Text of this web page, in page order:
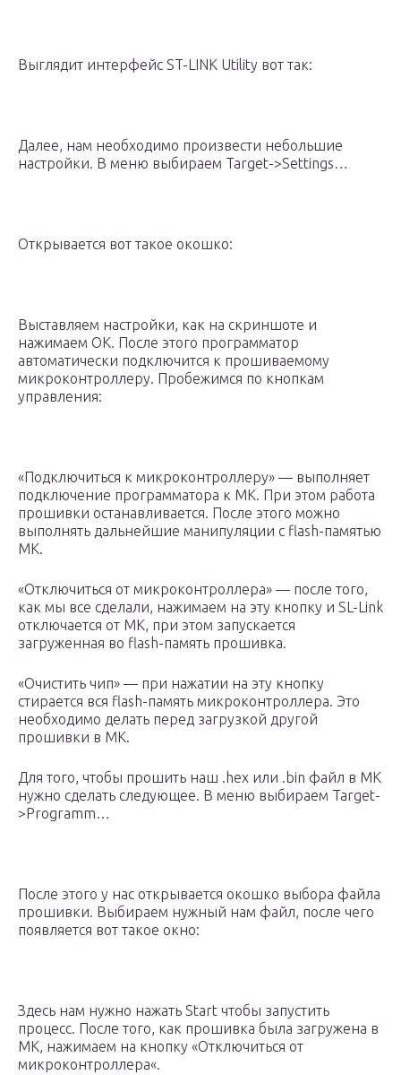
Выглядит интерфейс ST-LINK Utility вот так:
Далее, нам необходимо произвести небольшие
настройки. В меню выбираем Target->Settings…
Открывается вот такое окошко:
Выставляем настройки, как на скриншоте и
нажимаем OK. После этого программатор
автоматически подключится к прошиваемому
микроконтроллеру. Пробежимся по кнопкам
управления:
«Подключиться к микроконтроллеру» — выполняет
подключение программатора к МК. При этом работа
прошивки останавливается. После этого можно
выполнять дальнейшие манипуляции с flash-памятью
МК.
«Отключиться от микроконтроллера» — после того,
как мы все сделали, нажимаем на эту кнопку и SL-Link
отключается от МК, при этом запускается
загруженная во flash-память прошивка.
«Очистить чип» — при нажатии на эту кнопку
стирается вся flash-память микроконтроллера. Это
необходимо делать перед загрузкой другой
прошивки в МК.
Для того, чтобы прошить наш .hex или .bin файл в МК
нужно сделать следующее. В меню выбираем Target-
>Programm…
После этого у нас открывается окошко выбора файла
прошивки. Выбираем нужный нам файл, после чего
появляется вот такое окно:
Здесь нам нужно нажать Start чтобы запустить
процесс. После того, как прошивка была загружена в
МК, нажимаем на кнопку «Отключиться от
микроконтроллера«.